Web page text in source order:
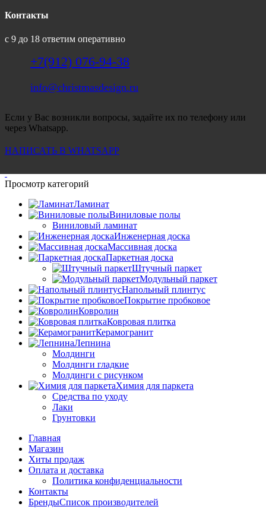
Контакты
с 9 до 18 ответим оперативно
+7(912) 076-94-38
info@christmasdesign.ru
Если у Вас возникли вопросы, задайте их по телефону или
через Whatsapp.
НАПИСАТЬ В WHATSAPP
Просмотр категорий
Ламинат
Виниловые полы
Виниловый ламинат
Инженерная доска
Массивная доска
Паркетная доска
Штучный паркет
Модульный паркет
Напольный плинтус
Покрытие пробковое
Ковролин
Ковровая плитка
Керамогранит
Лепнина
Молдинги
Молдинги гладкие
Молдинги с рисунком
Химия для паркета
Средства по уходу
Лаки
Грунтовки
Главная
Магазин
Хиты продаж
Оплата и доставка
Политика конфиденциальности
Контакты
БрендыСписок производителей